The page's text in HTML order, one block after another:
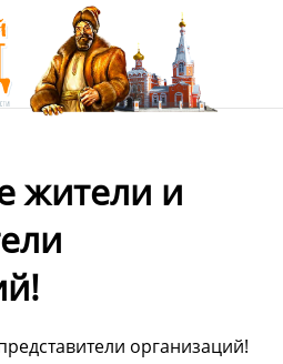
жители и
организаций!